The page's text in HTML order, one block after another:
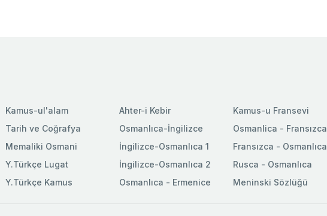
Kamus-ul'alam
Tarih ve Coğrafya
Memaliki Osmani
Y.Türkçe Lugat
Y.Türkçe Kamus
Ahter-i Kebir
Osmanlıca-İngilizce
İngilizce-Osmanlıca 1
İngilizce-Osmanlıca 2
Osmanlıca - Ermenice
Kamus-u Fransevi
Osmanlica - Fransızca
Fransızca - Osmanlıca
Rusca - Osmanlıca
Meninski Sözlüğü